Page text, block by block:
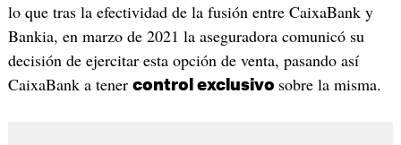
lo que tras la efectividad de la fusión entre CaixaBank y
Bankia, en marzo de 2021 la aseguradora comunicó su
decisión de ejercitar esta opción de venta, pasando así
CaixaBank a tener control exclusivo sobre la misma.